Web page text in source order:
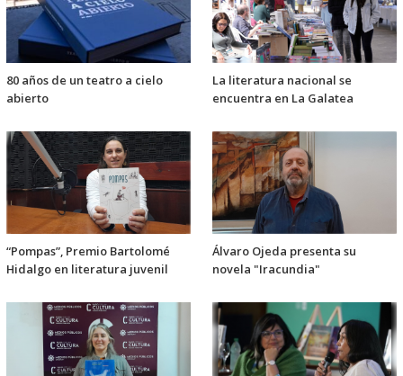
80 años de un teatro a cielo
abierto
La literatura nacional se
encuentra en La Galatea
“Pompas”, Premio Bartolomé
Hidalgo en literatura juvenil
Álvaro Ojeda presenta su
novela "Iracundia"